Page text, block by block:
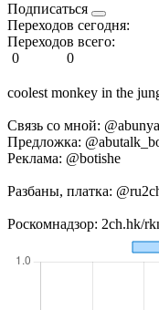
Подписаться
Переходов сегодня:
Переходов всего:
0
0
coolest monkey in the
Связь со мной:
Предложка:
Реклама: @botishe
Разбаны, платка:
Роскомнадзор: 2ch.hk/